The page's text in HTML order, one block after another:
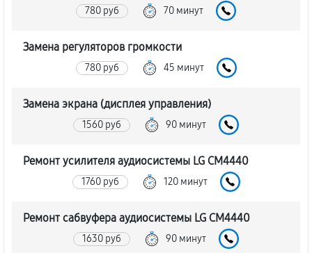
780 руб 70 минут
Замена регуляторов громкости
780 руб 45 минут
Замена экрана (дисплея управления)
1560 руб 90 минут
Ремонт усилителя аудиосистемы LG CM4440
1760 руб 120 минут
Ремонт сабвуфера аудиосистемы LG CM4440
1630 руб 90 минут